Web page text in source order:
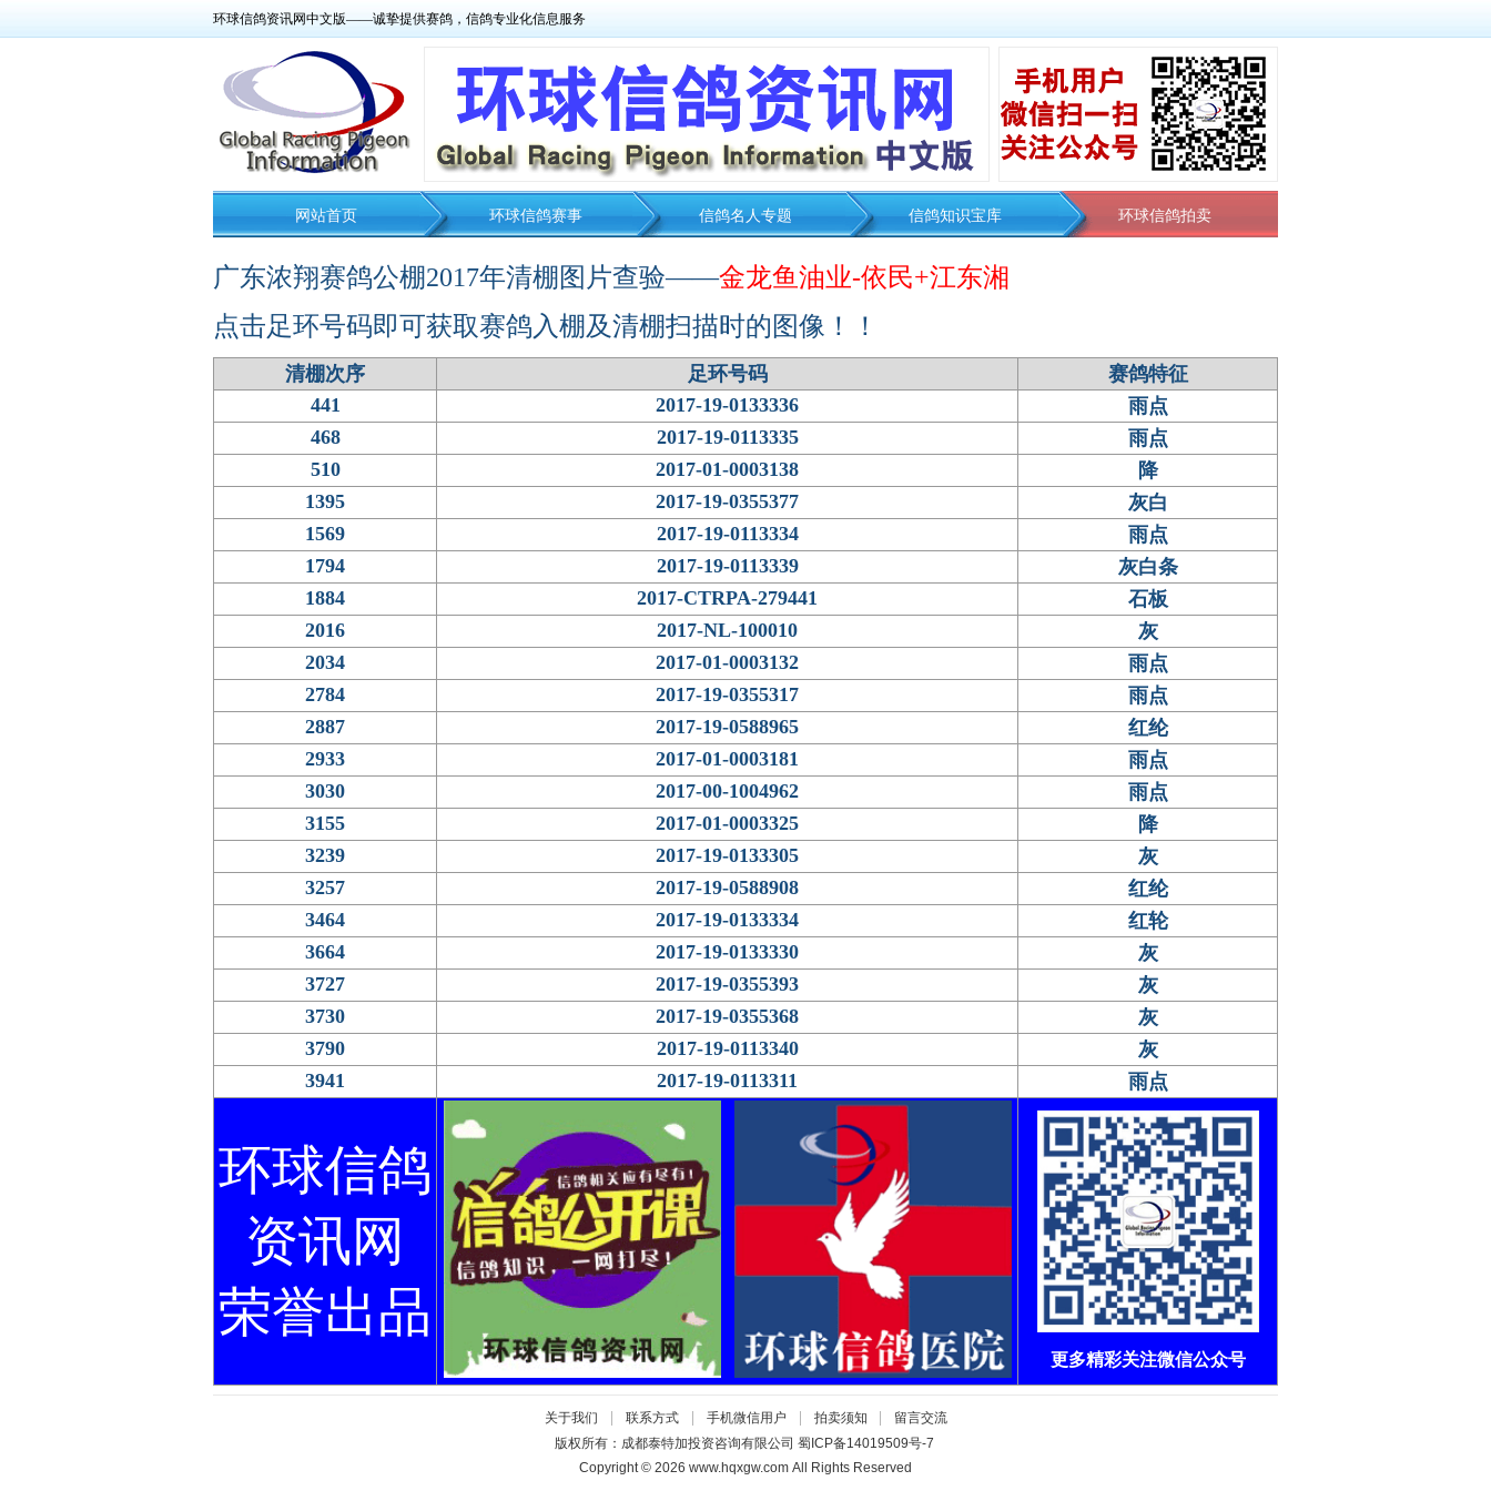
环球信鸽资讯网中文版——诚挚提供赛鸽，信鸽专业化信息服务
网站首页 环球信鸽赛事 信鸽名人专题 信鸽知识宝库 环球信鸽拍卖
广东浓翔赛鸽公棚2017年清棚图片查验——金龙鱼油业-依民+江东湘
点击足环号码即可获取赛鸽入棚及清棚扫描时的图像！！
清棚次序 足环号码
赛鸽特征
441
2017-19-0133336
雨点
468
2017-19-0113335
雨点
510
2017-01-0003138
降
1395
2017-19-0355377
灰白
1569
2017-19-0113334
雨点
1794
2017-19-0113339
灰白条
1884
2017-CTRPA-279441
石板
2016
2017-NL-100010
灰
2034
2017-01-0003132
雨点
2784
2017-19-0355317
雨点
2887
2017-19-0588965
红纶
2933
2017-01-0003181
雨点
3030
2017-00-1004962
雨点
3155
2017-01-0003325
降
3239
2017-19-0133305
灰
3257
2017-19-0588908
红纶
3464
2017-19-0133334
红轮
3664
2017-19-0133330
灰
3727
2017-19-0355393
灰
3730
2017-19-0355368
灰
3790
2017-19-0113340
灰
3941
2017-19-0113311 雨点
环球信鸽
资讯网
荣誉出品
更多精彩关注微信公众号
关于我们 联系方式| 手机微信用户 拍卖须知
留言交流
版权所有：成都泰特加投资咨询有限公司 蜀ICP备14019509号-7
Copyright © 2026 www.hqxgw.com All Rights Reserved